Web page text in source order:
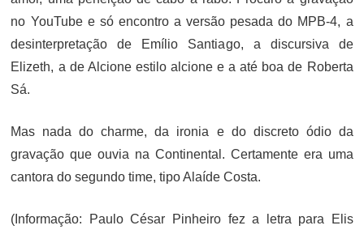
no YouTube e só encontro a versão pesada do MPB-4, a
desinterpretação de Emílio Santiago, a discursiva de
Elizeth, a de Alcione estilo alcione e a até boa de Roberta
Sá.
Mas nada do charme, da ironia e do discreto ódio da
gravação que ouvia na Continental. Certamente era uma
cantora do segundo time, tipo Alaíde Costa.
(Informação: Paulo César Pinheiro fez a letra para Elis